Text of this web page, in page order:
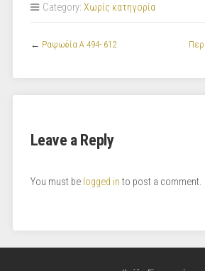
Category: Χωρίς κατηγορία
← Ραψωδία Α 494- 612
Leave a Reply
You must be logged in to post a comment.